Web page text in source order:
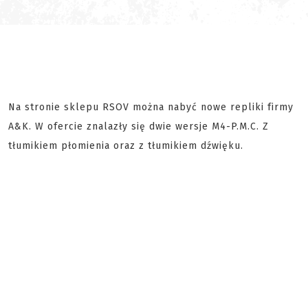
Na stronie sklepu RSOV można nabyć nowe repliki firmy
A&K. W ofercie znalazły się dwie wersje M4-P.M.C. Z
tłumikiem płomienia oraz z tłumikiem dźwięku.